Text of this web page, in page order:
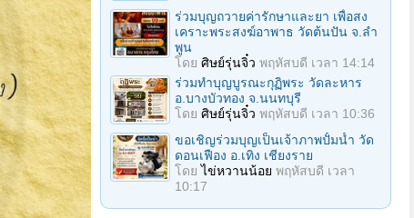
ร่วมบุญถวายค่ารักษาและยา เพื่อสง
เคราะพระสงฆ์อาพาธ วัดต้นปัน จ.ลํา
พูน
โดย ศิษย์รุ่นจิ๋ว พฤหัสบดี เวลา 14:14
ร่วมทําบุญบูรณะกุฏิพระ วัดละหาร
อ.บางบัวทอง จ.นนทบุรี
โดย ศิษย์รุ่นจิ๋ว พฤหัสบดี เวลา 10:36
ขอเชิญร่วมบุญเป็นเจ้าภาพปั้มน้ำ วัด
ดอนเฟือง อ.เทิง เชียงราย
โดยไข่หวานน้อย พฤหัสบดี เวลา
10:17